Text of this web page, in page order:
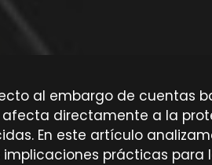
al embargo de cuentas
afecta directamente a la
En este artículo
prácticas para